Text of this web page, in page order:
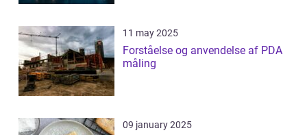
11 may 2025
Forståelse og anvendelse af PDA
måling
09 january 2025